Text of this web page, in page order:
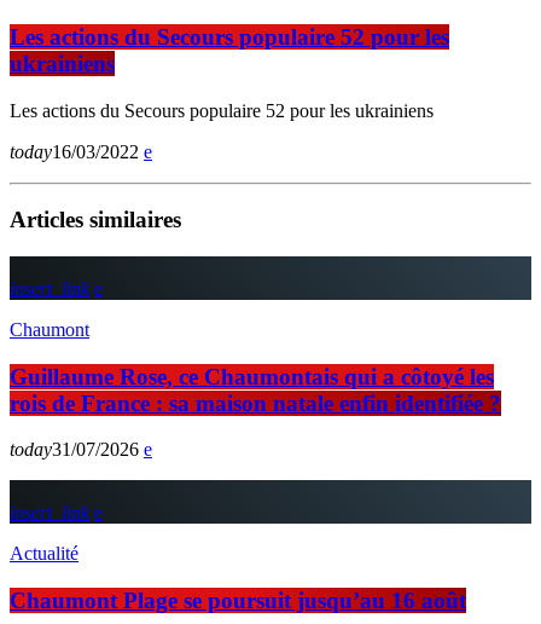
Les actions du Secours populaire 52 pour les
ukrainiens
Les actions du Secours populaire 52 pour les ukrainiens
today16/03/2022
Articles similaires
insert_link
Chaumont
Guillaume Rose, ce Chaumontais qui a côtoyé les
rois de France : sa maison natale enfin identifiée ?
today31/07/2026
insert_link
Actualité
Chaumont Plage se poursuit jusqu’au 16 août